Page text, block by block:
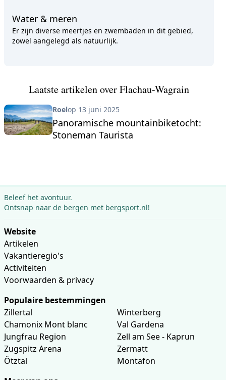
Water & meren
Er zijn diverse meertjes en zwembaden in dit gebied,
zowel aangelegd als natuurlijk.
Laatste artikelen over Flachau-Wagrain
Roelop 13 juni 2025
Panoramische mountainbiketocht:
Stoneman Taurista
Beleef het avontuur.
Ontsnap naar de bergen met bergsport.nl!
Website
Artikelen
Vakantieregio's
Activiteiten
Voorwaarden & privacy
Populaire bestemmingen
Zillertal
Chamonix Mont blanc
Jungfrau Region
Zugspitz Arena
Ötztal
Winterberg
Val Gardena
Zell am See - Kaprun
Zermatt
Montafon